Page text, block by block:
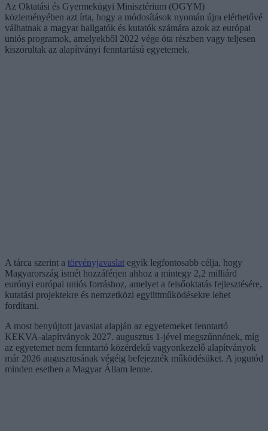
Az Oktatási és Gyermekügyi Minisztérium (OGYM)
közleményében azt írta, hogy a módosítások nyomán újra elérhetővé
válhatnak a magyar hallgatók és kutatók számára azok az európai
uniós programok, amelyekből 2022 vége óta részben vagy teljesen
kiszorultak az alapítványi fenntartású egyetemek.
A tárca szerint a törvényjavaslat egyik legfontosabb célja, hogy
Magyarország ismét hozzáférjen ahhoz a mintegy 2,2 milliárd
eurónyi európai uniós forráshoz, amelyet a felsőoktatás fejlesztésére,
kutatási projektekre és nemzetközi együttműködésekre lehet
fordítani.
A most benyújtott javaslat alapján az egyetemeket fenntartó
KEKVA-alapítványok 2027. augusztus 1-jével megszűnnének, míg
az egyetemet nem fenntartó közérdekű vagyonkezelő alapítványok
már 2026 augusztusának végéig befejeznék működésüket. A jogutód
minden esetben a Magyar Állam lenne.